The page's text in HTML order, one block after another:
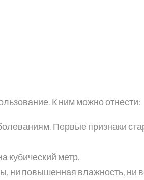
К ним можно отнести:
Первые признаки
кубический метр.
ни повышенная влажность, ни